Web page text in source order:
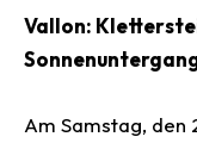
Vallon:
Am Samstag, den